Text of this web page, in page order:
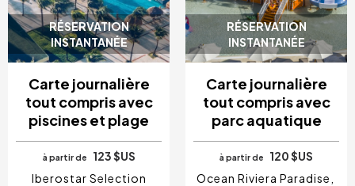
RÉSERVATION
INSTANTANÉE
Carte journalière
tout compris avec
piscines et plage
à partir de
123 $US
Iberostar Selection
RÉSERVATION
INSTANTANÉE
Carte journalière
tout compris avec
parc aquatique
à partir de
120 $US
Ocean Riviera Paradise